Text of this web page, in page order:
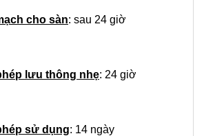
cho sàn: sau 24 giờ
lưu thông nhẹ: 24 giờ
sử dụng: 14 ngày